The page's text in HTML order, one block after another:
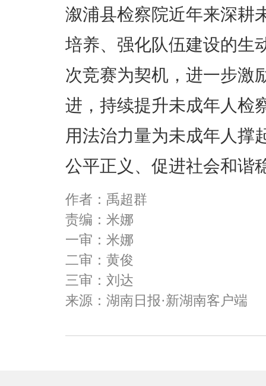
溆浦县检察院近年来深耕
培养、强化队伍建设的生
次竞赛为契机，进一步激
进，持续提升未成年人检
用法治力量为未成年人撑
公平正义、促进社会和谐
作者：禹超群
责编：米娜
一审：米娜
二审：黄俊
三审：刘达
来源：湖南日报·新湖南客户端